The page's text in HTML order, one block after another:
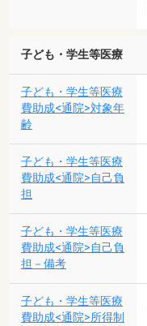
子ども・学生等医療
子ども・学生等医療
費助成<通院>対象年
齢
子ども・学生等医療
費助成<通院>自己負
担
子ども・学生等医療
費助成<通院>自己負
担－備考
子ども・学生等医療
費助成<通院>所得制